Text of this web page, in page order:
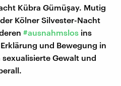
Kübra Gümüşay. Mutig
Kölner Silvester-Nacht
#ausnahmslos ins
und Bewegung in
Gewalt und